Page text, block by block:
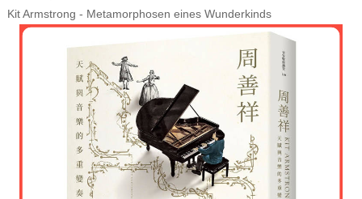
Kit Armstrong - Metamorphosen eines Wunderkinds